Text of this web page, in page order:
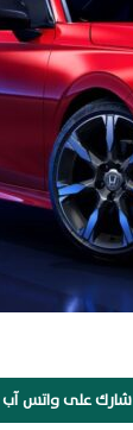
شارك على واتس آب